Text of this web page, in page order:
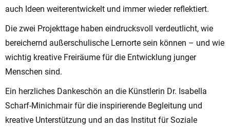
auch Ideen weiterentwickelt und immer wieder reflektiert.
Die zwei Projekttage haben eindrucksvoll verdeutlicht, wie
bereichernd außerschulische Lernorte sein können – und wie
wichtig kreative Freiräume für die Entwicklung junger
Menschen sind.
Ein herzliches Dankeschön an die Künstlerin Dr. Isabella
Scharf-Minichmair für die inspirierende Begleitung und
kreative Unterstützung und an das Institut für Soziale